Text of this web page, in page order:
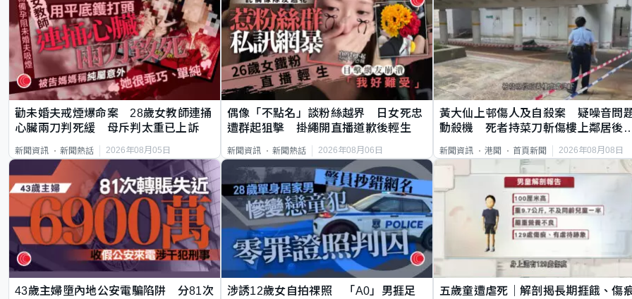
勸未婚夫戒煙爆命案 28歲女教師連捅
心臟兩刀判死緩 母斥判太重已上訴
新聞資訊 新聞熱話 2026年08月05日
偶像「不點名」談粉絲越界 日女死忠
遭群起狙擊 掛繩開直播道歉後輕生
新聞資訊 新聞熱話 2026年08月06日
黃大仙上邨傷人及自殺案 疑噪音問
動殺機 死者持菜刀斬傷樓上鄰居後
新聞資訊 港聞 首頁新聞 2026年08月08日
43歲主婦墮內地公安電騙陷阱 分81次
涉誘12歲女自拍祼照 「A0」男捱足
五歲童遭虐死｜解剖揭長期捱餓、傷